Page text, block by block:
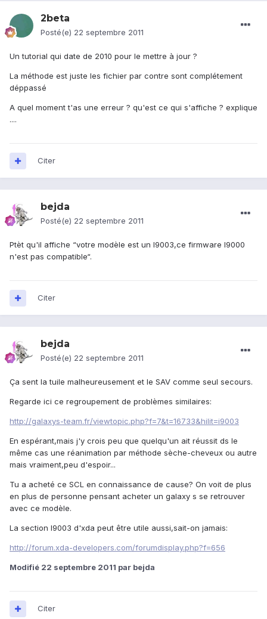
2beta
Posté(e) 22 septembre 2011
Un tutorial qui date de 2010 pour le mettre à jour ?
La méthode est juste les fichier par contre sont complétement
déppassé
A quel moment t'as une erreur ? qu'est ce qui s'affiche ? explique
....
Citer
bejda
Posté(e) 22 septembre 2011
Ptèt qu'il affiche “votre modèle est un I9003,ce firmware I9000
n'est pas compatible“.
Citer
bejda
Posté(e) 22 septembre 2011
Ça sent la tuile malheureusement et le SAV comme seul secours.
Regarde ici ce regroupement de problèmes similaires:
http://galaxys-team.fr/viewtopic.php?f=7&t=16733&hilit=i9003
En espérant,mais j'y crois peu que quelqu'un ait réussit ds le
même cas une réanimation par méthode sèche-cheveux ou autre
mais vraiment,peu d'espoir...
Tu a acheté ce SCL en connaissance de cause? On voit de plus
en plus de personne pensant acheter un galaxy s se retrouver
avec ce modèle.
La section I9003 d'xda peut être utile aussi,sait-on jamais:
http://forum.xda-developers.com/forumdisplay.php?f=656
Modifié 22 septembre 2011 par bejda
Citer